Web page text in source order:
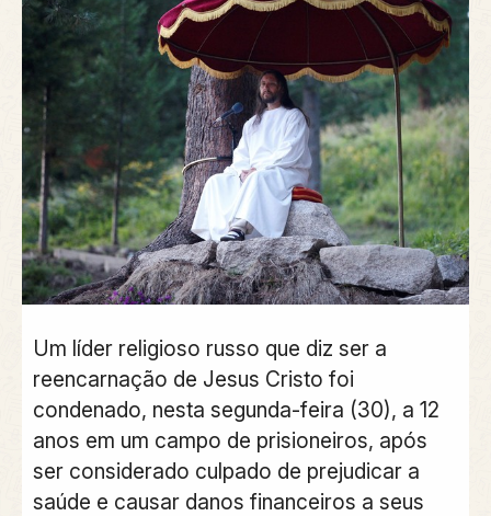
Um líder religioso russo que diz ser a
reencarnação de Jesus Cristo foi
condenado, nesta segunda-feira (30), a 12
anos em um campo de prisioneiros, após
ser considerado culpado de prejudicar a
saúde e causar danos financeiros a seus